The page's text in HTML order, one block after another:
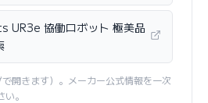
UR3e 協働ロボット 極美品
開きます）。メーカー公式情報を一次
。